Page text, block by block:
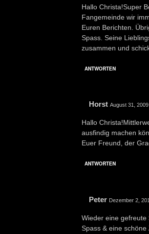
Hallo Christa!Super
Fangemeinde wir
Euren Berichten.
Spass. Seine
zusammen und
ANTWORTEN
Horst August 31,
Hallo
ausfindig machen
Euer Freund, der
ANTWORTEN
Peter Dezember 2,
Wieder eine gefreute
Spass & eine schöne